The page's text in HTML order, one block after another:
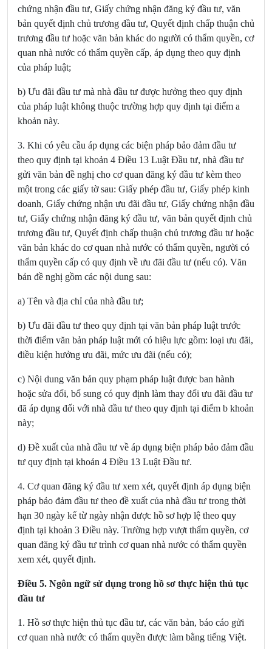
chứng nhận đầu tư, Giấy chứng nhận đăng ký đầu tư, văn
bản quyết định chủ trương đầu tư, Quyết định chấp thuận chủ
trương đầu tư hoặc văn bản khác do người có thẩm quyền, cơ
quan nhà nước có thẩm quyền cấp, áp dụng theo quy định
của pháp luật;
b) Ưu đãi đầu tư mà nhà đầu tư được hưởng theo quy định
của pháp luật không thuộc trường hợp quy định tại điểm a
khoản này.
3. Khi có yêu cầu áp dụng các biện pháp bảo đảm đầu tư
theo quy định tại khoản 4 Điều 13 Luật Đầu tư, nhà đầu tư
gửi văn bản đề nghị cho cơ quan đăng ký đầu tư kèm theo
một trong các giấy tờ sau: Giấy phép đầu tư, Giấy phép kinh
doanh, Giấy chứng nhận ưu đãi đầu tư, Giấy chứng nhận đầu
tư, Giấy chứng nhận đăng ký đầu tư, văn bản quyết định chủ
trương đầu tư, Quyết định chấp thuận chủ trương đầu tư hoặc
văn bản khác do cơ quan nhà nước có thẩm quyền, người có
thẩm quyền cấp có quy định về ưu đãi đầu tư (nếu có). Văn
bản đề nghị gồm các nội dung sau:
a) Tên và địa chỉ của nhà đầu tư;
b) Ưu đãi đầu tư theo quy định tại văn bản pháp luật trước
thời điểm văn bản pháp luật mới có hiệu lực gồm: loại ưu đãi,
điều kiện hưởng ưu đãi, mức ưu đãi (nếu có);
c) Nội dung văn bản quy phạm pháp luật được ban hành
hoặc sửa đổi, bổ sung có quy định làm thay đổi ưu đãi đầu tư
đã áp dụng đối với nhà đầu tư theo quy định tại điểm b khoản
này;
d) Đề xuất của nhà đầu tư về áp dụng biện pháp bảo đảm đầu
tư quy định tại khoản 4 Điều 13 Luật Đầu tư.
4. Cơ quan đăng ký đầu tư xem xét, quyết định áp dụng biện
pháp bảo đảm đầu tư theo đề xuất của nhà đầu tư trong thời
hạn 30 ngày kể từ ngày nhận được hồ sơ hợp lệ theo quy
định tại khoản 3 Điều này. Trường hợp vượt thẩm quyền, cơ
quan đăng ký đầu tư trình cơ quan nhà nước có thẩm quyền
xem xét, quyết định.
Điều 5. Ngôn ngữ sử dụng trong hồ sơ thực hiện thủ tục
đầu tư
1. Hồ sơ thực hiện thủ tục đầu tư, các văn bản, báo cáo gửi
cơ quan nhà nước có thẩm quyền được làm bằng tiếng Việt.